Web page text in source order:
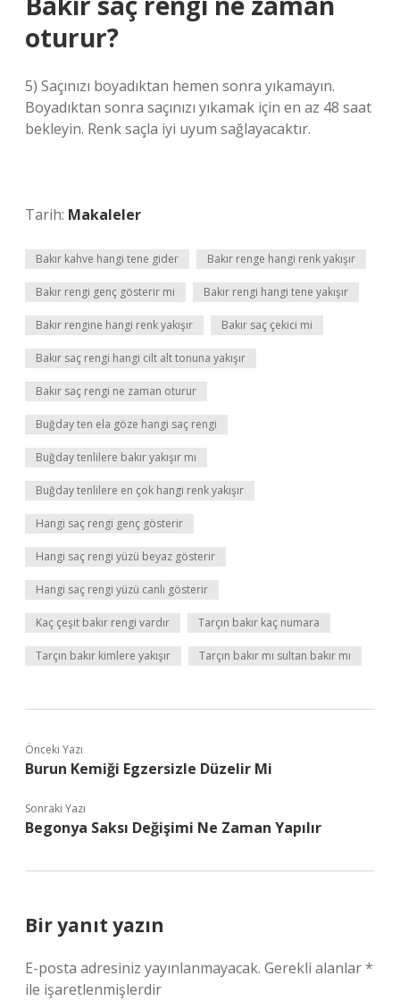
oturur?
5) Saçınızı boyadıktan hemen sonra yıkamayın.
Boyadıktan sonra saçınızı yıkamak için en az 48 saat
bekleyin. Renk saçla iyi uyum sağlayacaktır.
Tarih: Makaleler
Bakır kahve hangi tene gider Bakır renge hangi renk yakışır
Bakır rengi genç gösterir mi Bakır rengi hangi tene yakışır
Bakır rengine hangi renk yakışır Bakır saç çekici mi
Bakır saç rengi hangi cilt alt tonuna yakışır
Bakır saç rengi ne zaman oturur
Buğday ten ela göze hangi saç rengi
Buğday tenlilere bakır yakışır mı
Buğday tenlilere en çok hangi renk yakışır
Hangi saç rengi genç gösterir
Hangi saç rengi yüzü beyaz gösterir
Hangi saç rengi yüzü canlı gösterir
Kaç çeşit bakır rengi vardır Tarçın bakır kaç numara
Tarçın bakır kimlere yakışır Tarçın bakır mı sultan bakır mı
Önceki Yazı
Burun Kemiği Egzersizle Düzelir Mi
Sonraki Yazı
Begonya Saksı Değişimi Ne Zaman Yapılır
Bir yanıt yazın
E-posta adresiniz yayınlanmayacak. Gerekli alanlar*
ile işaretlenmişlerdir